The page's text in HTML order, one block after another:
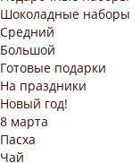
Шоколадные наборы
Средний
Большой
Готовые подарки
На праздники
Новый год!
8 марта
Пасха
Чай